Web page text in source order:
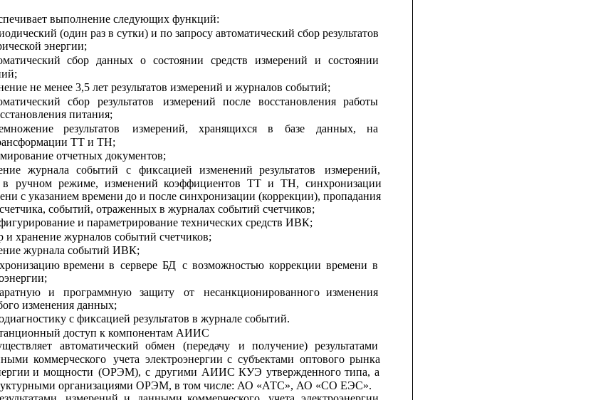
выполнение следующих функций:
(один раз в сутки) и по запросу автоматический сбор результатов
энергии;
сбор данных о состоянии средств измерений и
состоянии
не менее 3,5 лет результатов измерений и журналов событий;
сбор результатов измерений после восстановления
работы
питания;
результатов измерений, хранящихся в базе данных,
на
ТТ и ТН;
отчетных документов;
журнала событий с фиксацией изменений результатов
измерений,
в ручном режиме, изменений коэффициентов ТТ и ТН, синхронизации
с указанием времени до и после синхронизации (коррекции), пропадания
событий, отраженных в журналах событий счетчиков;
и параметрирование технических средств ИВК;
и хранение журналов событий счетчиков;
журнала событий ИВК;
времени в сервере БД с возможностью коррекции времени в
и программную защиту от несанкционированного изменения
изменения данных;
с фиксацией результатов в журнале событий.
доступ к компонентам АИИС
автоматический обмен (передачу и получение) результатами
коммерческого учета электроэнергии с субъектами оптового рынка
и мощности (ОРЭМ), с другими АИИС КУЭ утвержденного типа, а
организациями ОРЭМ, в том числе: АО «АТС», АО «СО ЕЭС».